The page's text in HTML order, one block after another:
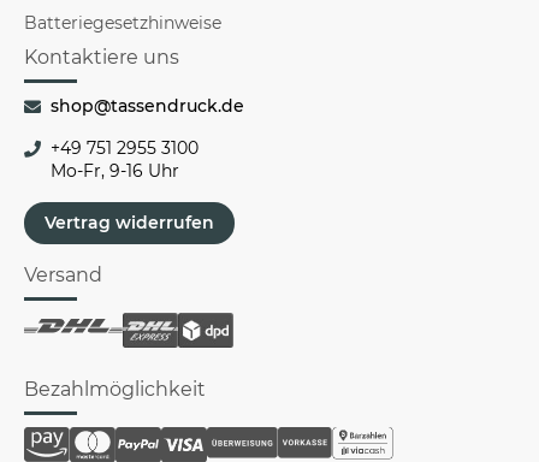
Batteriegesetzhinweise
Kontaktiere uns
shop@tassendruck.de
+49 751 2955 3100
Mo-Fr, 9-16 Uhr
Vertrag widerrufen
Versand
Bezahlmöglichkeit